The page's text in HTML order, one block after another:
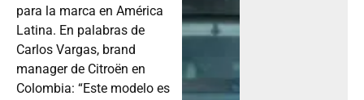
para la marca en América
Latina. En palabras de
Carlos Vargas, brand
manager de Citroën en
Colombia: “Este modelo es